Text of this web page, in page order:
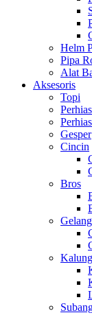
Helm
Pipa
Alat
Aksesoris
Topi
Gesper
Cincin
Bros
Gelang
Kalung